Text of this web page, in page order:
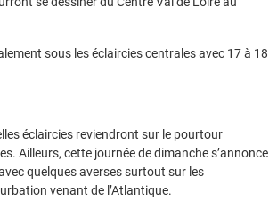
sous les éclaircies centrales avec 17 à 18
éclaircies reviendront sur le pourtour
Ailleurs, cette journée de dimanche s’annonce
quelques averses surtout sur les
venant de l’Atlantique.